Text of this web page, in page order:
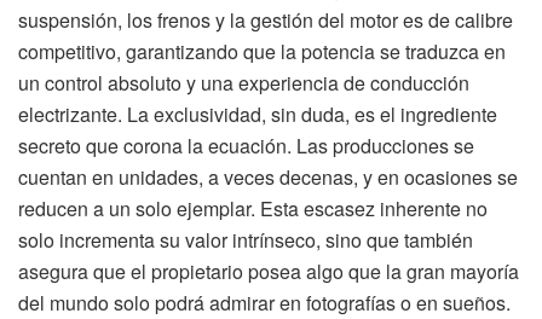
suspensión, los frenos y la gestión del motor es de calibre
competitivo, garantizando que la potencia se traduzca en
un control absoluto y una experiencia de conducción
electrizante. La exclusividad, sin duda, es el ingrediente
secreto que corona la ecuación. Las producciones se
cuentan en unidades, a veces decenas, y en ocasiones se
reducen a un solo ejemplar. Esta escasez inherente no
solo incrementa su valor intrínseco, sino que también
asegura que el propietario posea algo que la gran mayoría
del mundo solo podrá admirar en fotografías o en sueños.